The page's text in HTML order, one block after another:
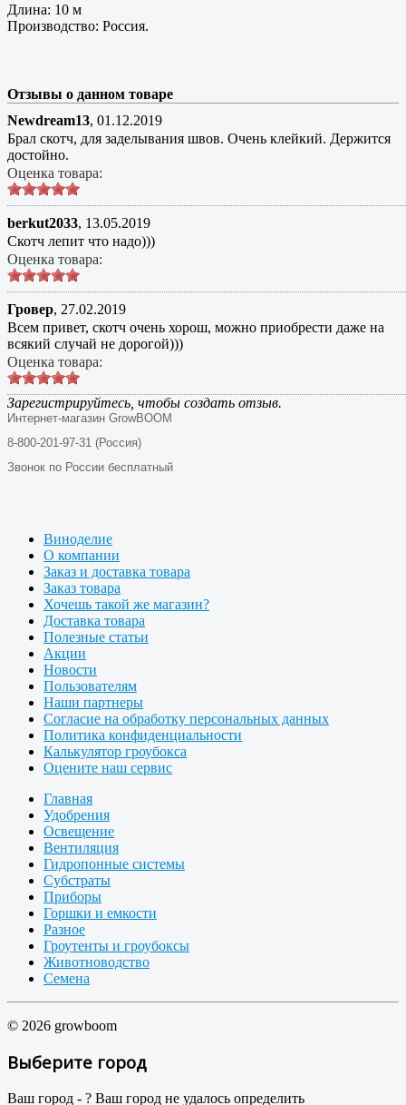
Длина: 10 м
Производство: Россия.
Отзывы о данном товаре
Newdream13, 01.12.2019
Брал скотч, для заделывания швов. Очень клейкий. Держится
достойно.
Оценка товара:
berkut2033, 13.05.2019
Скотч лепит что надо)))
Оценка товара:
Гровер, 27.02.2019
Всем привет, скотч очень хорош, можно приобрести даже на
всякий случай не дорогой)))
Оценка товара:
Зарегистрируйтесь, чтобы создать отзыв.
Интернет-магазин GrowBOOM
8-800-201-97-31 (Россия)
Звонок по России бесплатный
Виноделие
О компании
Заказ и доставка товара
Заказ товара
Хочешь такой же магазин?
Доставка товара
Полезные статьи
Акции
Новости
Пользователям
Наши партнеры
Согласие на обработку персональных данных
Политика конфиденциальности
Калькулятор гроубокса
Оцените наш сервис
Главная
Удобрения
Освещение
Вентиляция
Гидропонные системы
Субстраты
Приборы
Горшки и емкости
Разное
Гроутенты и гроубоксы
Животноводство
Семена
© 2026 growboom
Выберите город
Ваш город - ? Ваш город не удалось определить